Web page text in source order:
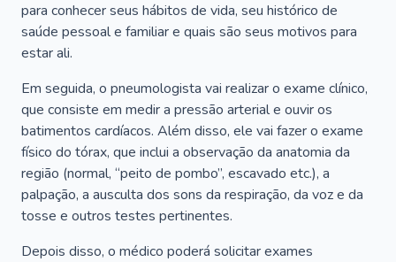
para conhecer seus hábitos de vida, seu histórico de
saúde pessoal e familiar e quais são seus motivos para
estar ali.
Em seguida, o pneumologista vai realizar o exame clínico,
que consiste em medir a pressão arterial e ouvir os
batimentos cardíacos. Além disso, ele vai fazer o exame
físico do tórax, que inclui a observação da anatomia da
região (normal, “peito de pombo”, escavado etc.), a
palpação, a ausculta dos sons da respiração, da voz e da
tosse e outros testes pertinentes.
Depois disso, o médico poderá solicitar exames